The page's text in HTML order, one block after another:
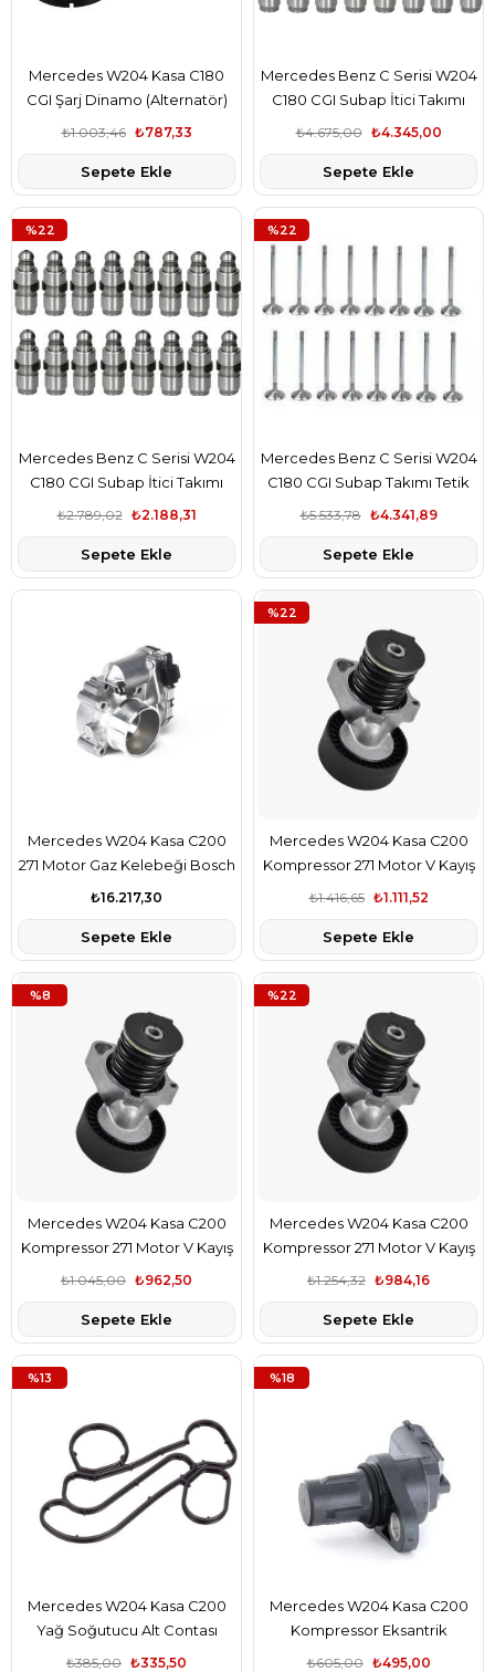
Mercedes W204 Kasa C180
CGI Şarj Dinamo (Alternatör)
Kasnağı Aba Marka
₺787,33
₺1.003,46
Sepete Ekle
Mercedes Benz C Serisi W204
C180 CGI Subap İtici Takımı
İna Marka 2S6Q6500AB
₺4.345,00
₺4.675,00
Sepete Ekle
Mercedes Benz C Serisi W204
C180 CGI Subap İtici Takımı
İthal Marka 2S6Q6500AB
₺2.188,31
₺2.789,02
Sepete Ekle
%22
Mercedes Benz C Serisi W204
C180 CGI Subap Takımı Tetik
Marka A2710531001
₺4.341,89
₺5.533,78
Sepete Ekle
%22
Mercedes W204 Kasa C200
271 Motor Gaz Kelebeği Bosch
Marka A2711410025
₺16.217,30
Sepete Ekle
Mercedes W204 Kasa C200
Kompressor 271 Motor V Kayış
Gergi Kütüğü Aba Marka
₺1.111,52
₺1.416,65
Sepete Ekle
%22
Mercedes W204 Kasa C200
Kompressor 271 Motor V Kayış
Gergi Kütüğü İthal Marka
₺962,50
₺1.045,00
Sepete Ekle
%8
Mercedes W204 Kasa C200
Kompressor 271 Motor V Kayış
Gergi Kütüğü Gva Marka
₺984,16
₺1.254,32
Sepete Ekle
%22
Mercedes W204 Kasa C200
Yağ Soğutucu Alt Contası
Elring Marka A2711840080
₺335,50
₺385,00
%13
Mercedes W204 Kasa C200
Kompressor Eksantrik
Pozisyon Sensörü Bsg Marka
₺495,00
₺605,00
%18